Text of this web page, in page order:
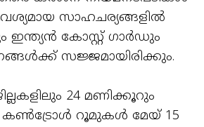
സാഹചര്യങ്ങളിൽ
ഇന്ത്യൻ കോസ്റ്റ് ഗാർഡും
സജ്ജമായിരിക്കും.
24 മണിക്കൂറും
കൺട്രോൾ റൂമുകൾ മേയ് 15